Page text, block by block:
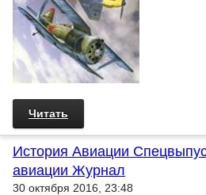
Читать
История Авиации
авиации Журнал
30 октября 2016, 23:48